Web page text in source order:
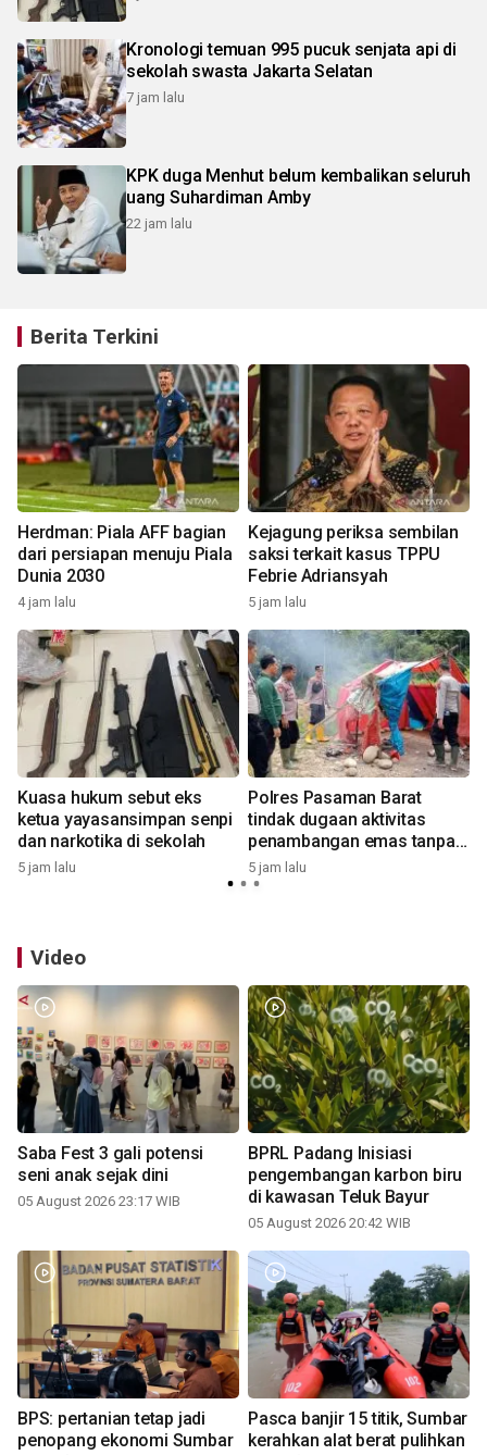
Kronologi temuan 995 pucuk senjata api di
sekolah swasta Jakarta Selatan
7 jam lalu
KPK duga Menhut belum kembalikan seluruh
uang Suhardiman Amby
22 jam lalu
Berita Terkini
Herdman: Piala AFF bagian
dari persiapan menuju Piala
Dunia 2030
4 jam lalu
Kejagung periksa sembilan
saksi terkait kasus TPPU
Febrie Adriansyah
5 jam lalu
Kuasa hukum sebut eks
ketua yayasansimpan senpi
dan narkotika di sekolah
5 jam lalu
Polres Pasaman Barat
tindak dugaan aktivitas
penambangan emas tanpa
izin
5 jam lalu
Video
Saba Fest 3 gali potensi
seni anak sejak dini
05 August 2026 23:17 WIB
BPRL Padang Inisiasi
pengembangan karbon biru
di kawasan Teluk Bayur
05 August 2026 20:42 WIB
BPS: pertanian tetap jadi
penopang ekonomi Sumbar
Pasca banjir 15 titik, Sumbar
kerahkan alat berat pulihkan